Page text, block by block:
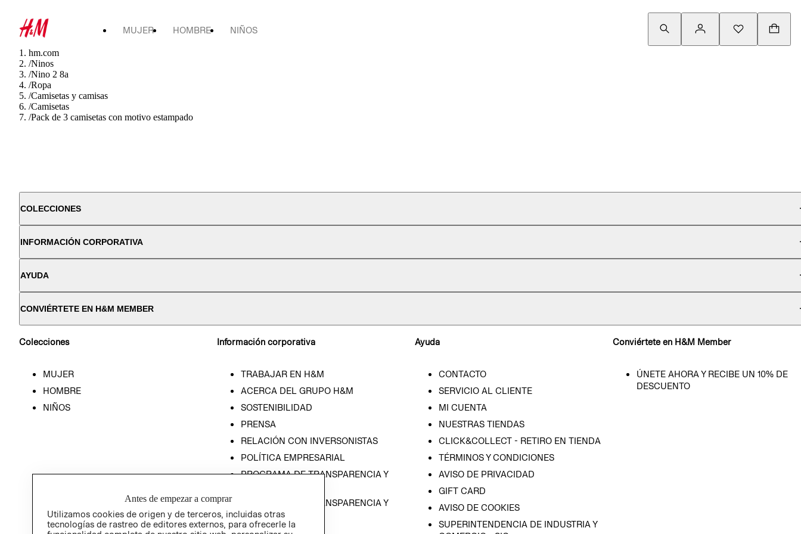
MUJER HOMBRE NIÑOS
hm.com
/Ninos
/Nino 2 8a
/Ropa
/Camisetas y camisas
/Camisetas
/Pack de 3 camisetas con motivo estampado
COLECCIONES
INFORMACIÓN CORPORATIVA
AYUDA
CONVIÉRTETE EN H&M MEMBER
Colecciones
MUJER
HOMBRE
NIÑOS
Información corporativa
TRABAJAR EN H&M
ACERCA DEL GRUPO H&M
SOSTENIBILIDAD
PRENSA
RELACIÓN CON INVERSONISTAS
POLÍTICA EMPRESARIAL
PROGRAMA DE TRANSPARENCIA Y
PROGRAMA DE TRANSPARENCIA Y
ÉTICA (INGLÉS)
Ayuda
CONTACTO
SERVICIO AL CLIENTE
MI CUENTA
NUESTRAS TIENDAS
CLICK&COLLECT - RETIRO EN TIENDA
TÉRMINOS Y CONDICIONES
AVISO DE PRIVACIDAD
GIFT CARD
AVISO DE COOKIES
SUPERINTENDENCIA DE INDUSTRIA Y
Conviértete en H&M Member
ÚNETE AHORA Y RECIBE UN 10% DE
DESCUENTO
Antes de empezar a comprar
Utilizamos cookies de origen y de terceros, incluidas otras
tecnologías de rastreo de editores externos, para ofrecerle la